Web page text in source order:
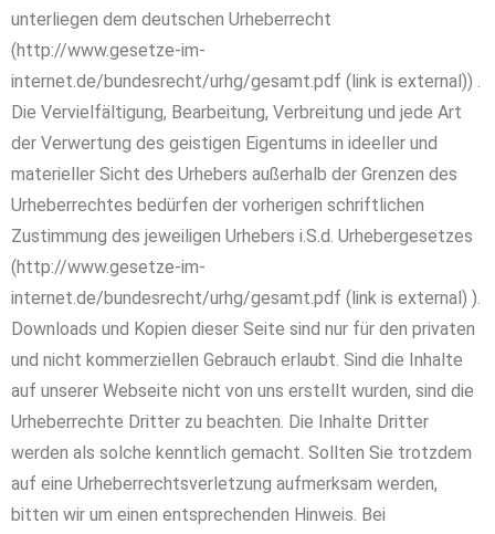
unterliegen dem deutschen Urheberrecht
(http://www.gesetze-im-
internet.de/bundesrecht/urhg/gesamt.pdf (link is external)) .
Die Vervielfältigung, Bearbeitung, Verbreitung und jede Art
der Verwertung des geistigen Eigentums in ideeller und
materieller Sicht des Urhebers außerhalb der Grenzen des
Urheberrechtes bedürfen der vorherigen schriftlichen
Zustimmung des jeweiligen Urhebers i.S.d. Urhebergesetzes
(http://www.gesetze-im-
internet.de/bundesrecht/urhg/gesamt.pdf (link is external) ).
Downloads und Kopien dieser Seite sind nur für den privaten
und nicht kommerziellen Gebrauch erlaubt. Sind die Inhalte
auf unserer Webseite nicht von uns erstellt wurden, sind die
Urheberrechte Dritter zu beachten. Die Inhalte Dritter
werden als solche kenntlich gemacht. Sollten Sie trotzdem
auf eine Urheberrechtsverletzung aufmerksam werden,
bitten wir um einen entsprechenden Hinweis. Bei